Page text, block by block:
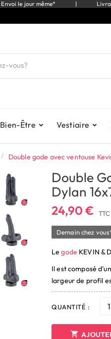
Envoi le jour même* |
Bien-Être Vestiaire
Double gode avec ventouse
Double
Dylan
24,90 € TTC
Demain chez
Legode KEVIN &
Il est composé
largeur de profil
QUANTITÉ :
